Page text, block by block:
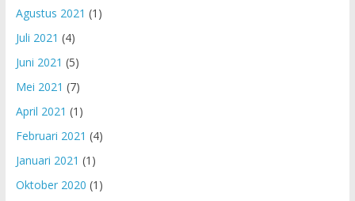
Agustus 2021 (1)
Juli 2021 (4)
Juni 2021 (5)
Mei 2021 (7)
April 2021 (1)
Februari 2021 (4)
Januari 2021 (1)
Oktober 2020 (1)